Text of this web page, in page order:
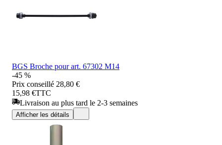
BGS Broche pour art. 67302 M14
-45 %
Prix conseillé 28,80 €
15,98 €TTC
Livraison au plus tard le 2-3 semaines
Afficher les détails